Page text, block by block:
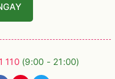
110(9:00 - 21:00)